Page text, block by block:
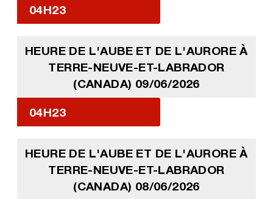
04H23
HEURE DE L'AUBE ET DE L'AURORE À
TERRE-NEUVE-ET-LABRADOR
(CANADA) 09/06/2026
04H23
HEURE DE L'AUBE ET DE L'AURORE À
TERRE-NEUVE-ET-LABRADOR
(CANADA) 08/06/2026